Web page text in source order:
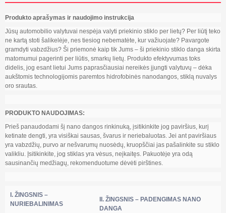
Produkto aprašymas ir naudojimo instrukcija
Jūsų automobilio valytuvai nespėja valyti priekinio stiklo per lietų? Per liūtį teko
ne kartą stoti šalikelėje, nes tiesiog nebematėte, kur važiuojate? Pavargote
gramdyti vabzdžius? Ši priemonė kaip tik Jums – ši priekinio stiklo danga skirta
matomumui pagerinti per liūtis, smarkų lietų. Produkto efektyvumas toks
didelis, jog esant lietui Jums paprasčiausiai nereikės įjungti valytuvų – dėka
aukštomis technologijomis paremtos hidrofobinės nanodangos, stiklą nuvalys
oro srautas.
PRODUKTO NAUDOJIMAS:
Prieš panaudodami šį nano dangos rinkinuką, įsitikinkite jog paviršius, kurį
ketinate dengti, yra visiškai sausas, švarus ir neriebaluotas. Jei ant paviršiaus
yra vabzdžių, purvo ar nešvarumų nuosėdų, kruopščiai jas pašalinkite su stiklo
valikliu. Įsitikinkite, jog stiklas yra vėsus, neįkaitęs. Pakuotėje yra odą
sausinančių medžiagų, rekomenduotume dėvėti pirštines.
I. ŽINGSNIS –
NURIEBALINIMAS
II. ŽINGSNIS – PADENGIMAS NANO
DANGA